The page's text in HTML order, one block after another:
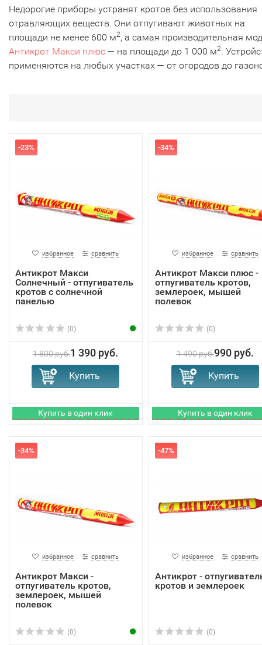
Недорогие приборы устранят кротов без использования
отравляющих веществ. Они отпугивают животных на
площади не менее 600 м2, а самая производительная
Антикрот Макси плюс — на площади до 1 000 м2.
применяются на любых участках — от огородов до
-23%
избранное сравнить
Антикрот Макси
Солнечный - отпугиватель
кротов с солнечной
панелью
(0)
1 800 руб.1 390 руб.
-34%
избранное сравнить
Антикрот Макси плюс -
отпугиватель кротов,
землероек, мышей
полевок
(0)
1 490 руб.990 руб.
-34%
избранное сравнить
Антикрот Макси -
отпугиватель кротов,
землероек, мышей
полевок
(0)
-47%
избранное сравнить
Антикрот -
кротов и землероек
(0)